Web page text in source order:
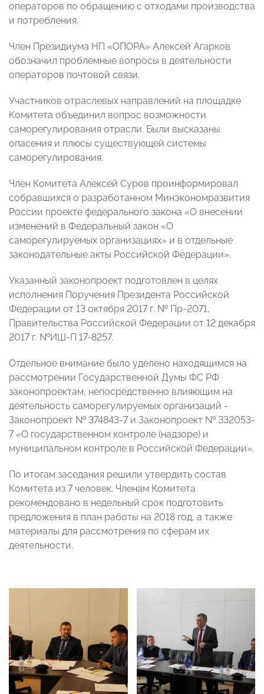
операторов по обращению с отходами производства
и потребления.
Член Президиума НП «ОПОРА» Алексей Агарков
обозначил проблемные вопросы в деятельности
операторов почтовой связи.
Участников отраслевых направлений на площадке
Комитета объединил вопрос возможности
саморегулирования отрасли. Были высказаны
опасения и плюсы существующей системы
саморегулирования.
Член Комитета Алексей Суров проинформировал
собравшихся о разработанном Минэкономразвития
России проекте федерального закона «О внесении
изменений в Федеральный закон «О
саморегулируемых организациях» и в отдельные
законодательные акты Российской Федерации».
Указанный законопроект подготовлен в целях
исполнения Поручения Президента Российской
Федерации от 13 октября 2017 г. № Пр-2071,
Правительства Российской Федерации от 12 декабря
2017 г. №ИШ-П 17-8257.
Отдельное внимание было уделено находящимся на
рассмотрении Государственной Думы ФС РФ
законопроектам, непосредственно влияющим на
деятельность саморегулируемых организаций -
Законопроект № 374843-7 и Законопроект № 332053-
7 «О государственном контроле (надзоре) и
муниципальном контроле в Российской Федерации».
По итогам заседания решили утвердить состав
Комитета из 7 человек. Членам Комитета
рекомендовано в недельный срок подготовить
предложения в план работы на 2018 год, а также
материалы для рассмотрения по сферам их
деятельности.